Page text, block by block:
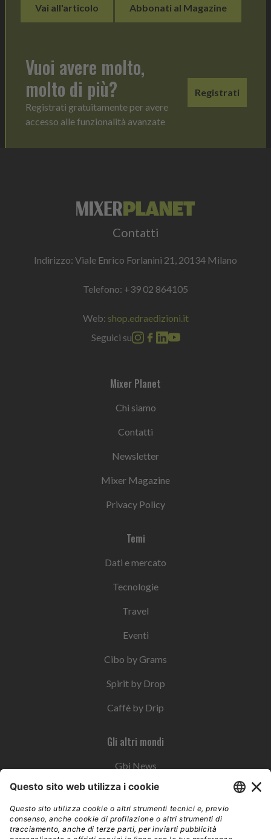
Vai all'articolo Abbonati al Magazine
Vuoi avere molto,
molto di più?
Registrati gratuitamente per avere
accesso alle funzionalità avanzate
Registrati
Contatti
Indirizzo: Viale Enrico Forlanini 21, 20134 Milano
Telefono: +39 02 864105
Web: shop.edraedizioni.it
Seguici su
Mixer Planet
Chi siamo
Contatti
Newsletter
Mixer Magazine
Privacy Policy
Temi
Dati e mercato
Tecnologie
Travel
Eventi
Cibo by Grams
Spirit by Drop
Caffè by Drip
Gli altri mondi
Gbi News
Instoremag
Esplora il gruppo